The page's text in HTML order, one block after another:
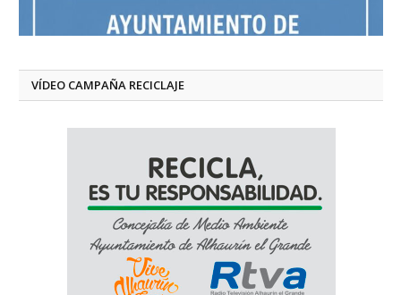
VÍDEO CAMPAÑA RECICLAJE